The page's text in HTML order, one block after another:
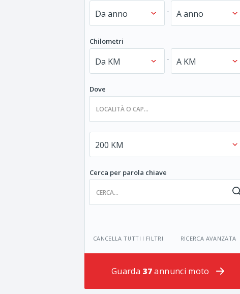
-
Chilometri
-
Dove
Cerca per parola chiave
CANCELLA TUTTI I FILTRI RICERCA AVANZATA
Guarda 37annunci moto